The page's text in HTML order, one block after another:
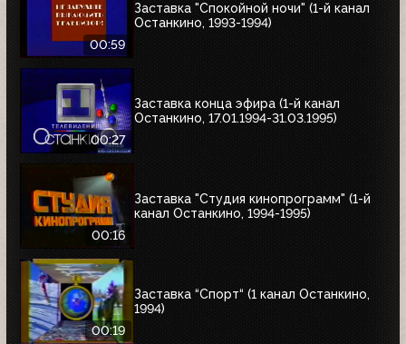
00:59
Заставка "Спокойной ночи" (1-й канал
Останкино, 1993-1994)
00:27
Заставка конца эфира (1-й канал
Останкино, 17.01.1994-31.03.1995)
00:16
Заставка "Студия кинопрограмм" (1-й
канал Останкино, 1994-1995)
00:19
Заставка “Спорт“ (1 канал Останкино,
1994)